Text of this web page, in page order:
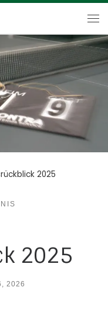
2025
2025
2026